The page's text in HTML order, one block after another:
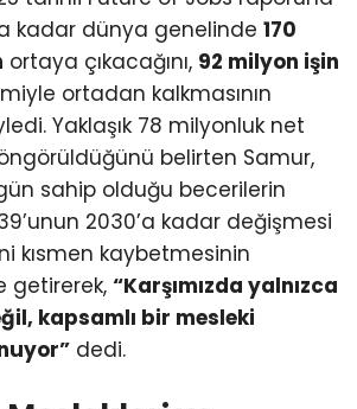
kadar dünya genelinde 170
ortaya çıkacağını, 92 milyon işin
ortadan kalkmasının
Yaklaşık 78 milyonluk net
belirten Samur,
sahip olduğu becerilerin
2030’a kadar değişmesi
kısmen kaybetmesinin
getirerek, “Karşımızda yalnızca
kapsamlı bir mesleki
dedi.